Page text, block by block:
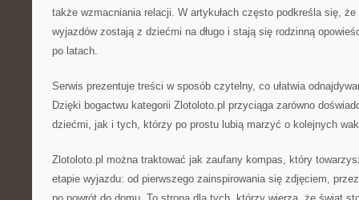
także wzmacniania relacji. W artykułach często podkreśla się,
wyjazdów zostają z dziećmi na długo i stają się rodzinną
po latach.
Serwis prezentuje treści w sposób czytelny, co ułatwia
Dzięki bogactwu kategorii Zlotoloto.pl przyciąga zarówno
dziećmi, jak i tych, którzy po prostu lubią marzyć o kolejnych
Zlotoloto.pl można traktować jak zaufany kompas, który
etapie wyjazdu: od pierwszego zainspirowania się zdjęciem,